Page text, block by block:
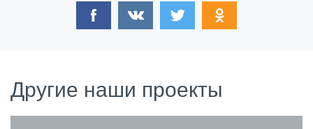
Другие наши проекты